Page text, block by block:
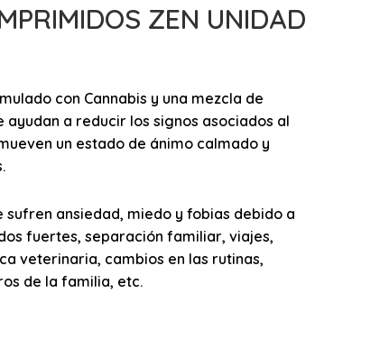
ZEN UNIDAD
con Cannabis y una mezcla de
a reducir los signos asociados al
un estado de ánimo calmado y
sufren ansiedad, miedo y fobias debido a
fuertes, separación familiar, viajes,
veterinaria, cambios en las rutinas,
de la familia, etc.